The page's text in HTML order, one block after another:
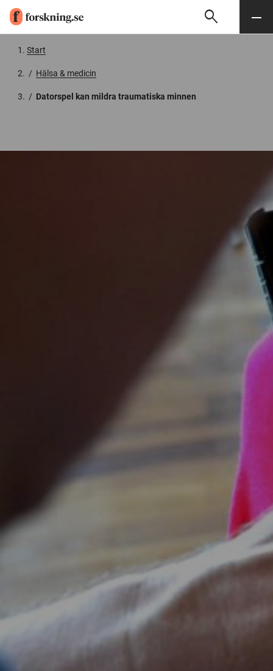
Söksearch Meny
Start
/ Hälsa & medicin
/ Datorspel kan mildra traumatiska minnen